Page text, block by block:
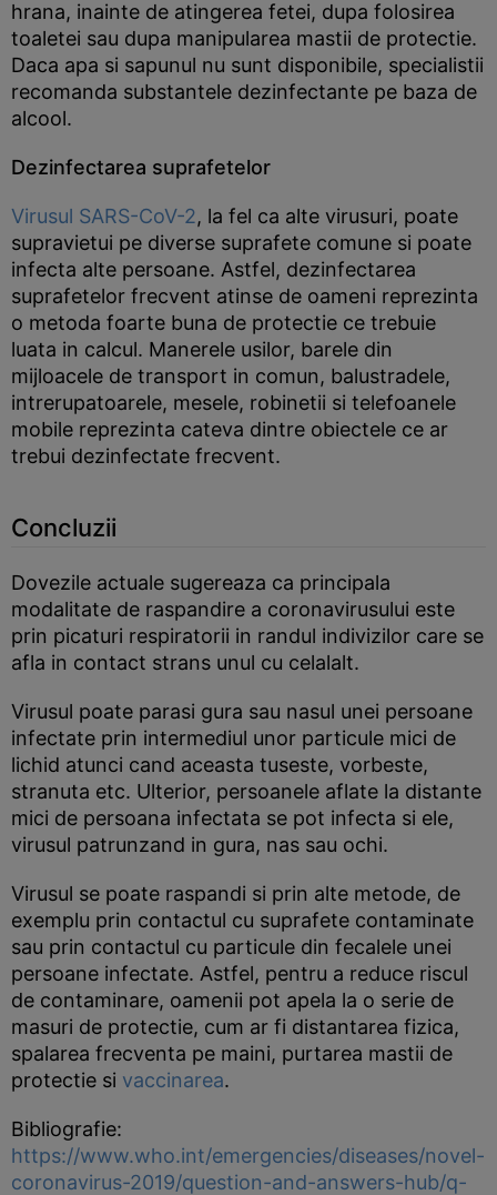
hrana, inainte de atingerea fetei, dupa folosirea
toaletei sau dupa manipularea mastii de protectie.
Daca apa si sapunul nu sunt disponibile, specialistii
recomanda substantele dezinfectante pe baza de
alcool.
Dezinfectarea suprafetelor
Virusul SARS-CoV-2, la fel ca alte virusuri, poate
supravietui pe diverse suprafete comune si poate
infecta alte persoane. Astfel, dezinfectarea
suprafetelor frecvent atinse de oameni reprezinta
o metoda foarte buna de protectie ce trebuie
luata in calcul. Manerele usilor, barele din
mijloacele de transport in comun, balustradele,
intrerupatoarele, mesele, robinetii si telefoanele
mobile reprezinta cateva dintre obiectele ce ar
trebui dezinfectate frecvent.
Concluzii
Dovezile actuale sugereaza ca principala
modalitate de raspandire a coronavirusului este
prin picaturi respiratorii in randul indivizilor care se
afla in contact strans unul cu celalalt.
Virusul poate parasi gura sau nasul unei persoane
infectate prin intermediul unor particule mici de
lichid atunci cand aceasta tuseste, vorbeste,
stranuta etc. Ulterior, persoanele aflate la distante
mici de persoana infectata se pot infecta si ele,
virusul patrunzand in gura, nas sau ochi.
Virusul se poate raspandi si prin alte metode, de
exemplu prin contactul cu suprafete contaminate
sau prin contactul cu particule din fecalele unei
persoane infectate. Astfel, pentru a reduce riscul
de contaminare, oamenii pot apela la o serie de
masuri de protectie, cum ar fi distantarea fizica,
spalarea frecventa pe maini, purtarea mastii de
protectie si vaccinarea.
Bibliografie:
https://www.who.int/emergencies/diseases/novel-
coronavirus-2019/question-and-answers-hub/q-